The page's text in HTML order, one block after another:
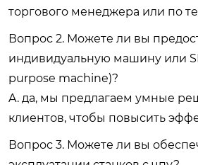
торгового менеджера или по
Вопрос 2. Можете ли вы
индивидуальную машину или
purpose machine)?
A. да, мы предлагаем умные
клиентов, чтобы повысить
Вопрос 3. Можете ли вы